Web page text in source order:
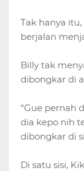
Tak hanya
berjalan
Billy tak
dibongkar di
“Gue pernah
dia kepo nih
dibongkar di
Di satu sisi,